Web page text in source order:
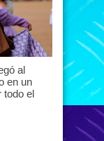
al
en un
el